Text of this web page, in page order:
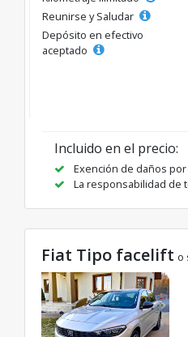
Reunirse y Saludar
Depósito en efectivo
aceptado
Incluido en el precio:
Exención de daños por
La responsabilidad de
Fiat Tipo facelift o